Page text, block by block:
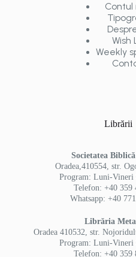
Contul
Wish
Weekly
Librării
Societatea
Oradea,410554, str.
Program: Luni-Vineri
Telefon: +40 359
Whatsapp: +40
Librăria
Oradea 410532, str.
Program: Luni-Vineri
Telefon: +40 359